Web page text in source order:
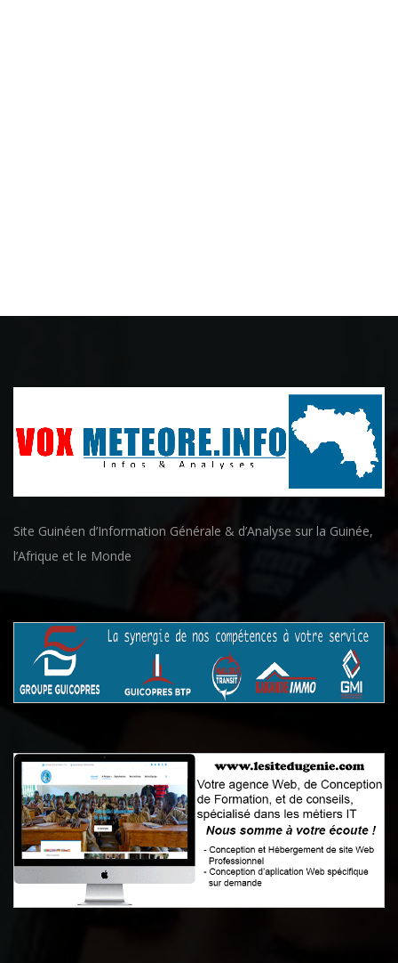
Site Guinéen d’Information Générale & d’Analyse sur la Guinée,
l’Afrique et le Monde